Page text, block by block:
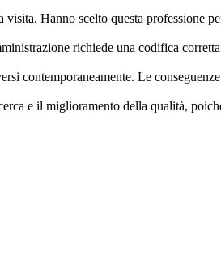
Hanno scelto questa professione
richiede una codifica
contemporaneamente. Le
e il miglioramento della qualità,